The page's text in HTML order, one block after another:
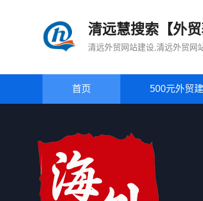
清远慧搜索【外贸
清远外贸网站建设,清远外贸网
首页 500元外贸